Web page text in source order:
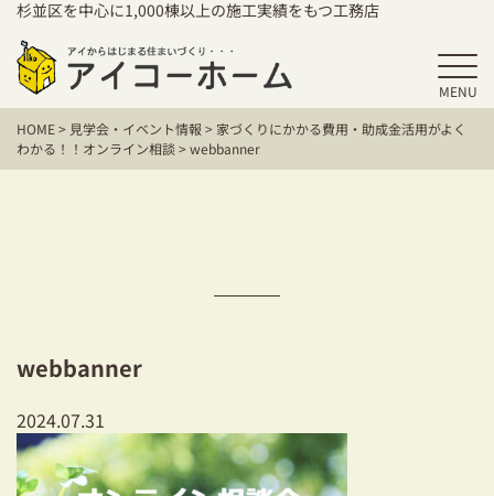
杉並区を中心に1,000棟以上の施工実績をもつ工務店
MENU
HOME
アイコーホームの家づくり
保証／アフターサポート
建て替えをお考えの方
HOME> 見学会・イベント情報 > 家づくりにかかる費用・助成金活用がよく
わかる！！オンライン相談>webbanner
webbanner
2024.07.31